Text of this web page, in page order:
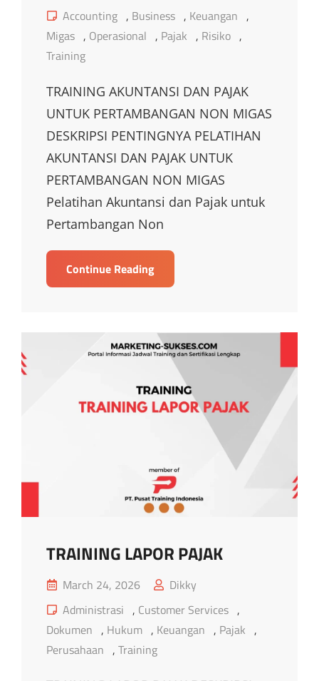
on
Cat
Links
Accounting , Business , Keuangan ,
Migas , Operasional , Pajak , Risiko ,
Training
TRAINING AKUNTANSI DAN PAJAK
UNTUK PERTAMBANGAN NON MIGAS
DESKRIPSI PENTINGNYA PELATIHAN
AKUNTANSI DAN PAJAK UNTUK
PERTAMBANGAN NON MIGAS
Pelatihan Akuntansi dan Pajak untuk
Pertambangan Non
Continue ReadingTRAINING
AKUNTANSI
UNTUK
PERTAMBANGAN
NON
MIGAS
TRAINING LAPOR PAJAK
Posted
on
March 24, 2026
Dikky
Cat
Links
Administrasi , Customer Services ,
Dokumen , Hukum , Keuangan , Pajak ,
Perusahaan , Training